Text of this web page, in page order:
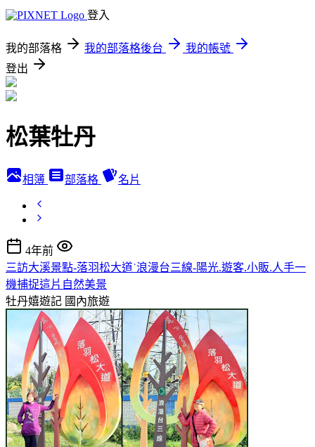
登入
我的部落格 我的部落格後台
我的帳號
登出
松葉牡丹
相簿 部落格 名片
4年前
三訪大溪景點-落羽松大道˙浪漫台三線-陽光.遊客.小販.人手一
機捕捉這片自然美景
牡丹嬉遊記 國內旅遊